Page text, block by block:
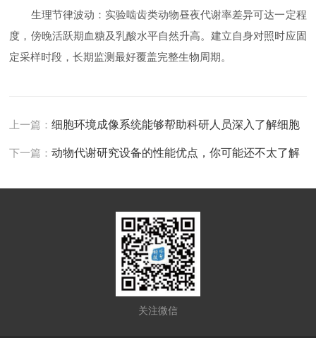
生理节律波动：实验啮齿类动物昼夜代谢率差异可达一定程
度，傍晚活跃期血糖及乳酸水平自然升高。建立自身对照时应固
定采样时段，长期监测最好覆盖完整生物周期。
上一篇：细胞环境成像系统能够帮助科研人员深入了解细胞
下一篇：动物代谢研究设备的性能优点，你可能还不太了解
关注微信